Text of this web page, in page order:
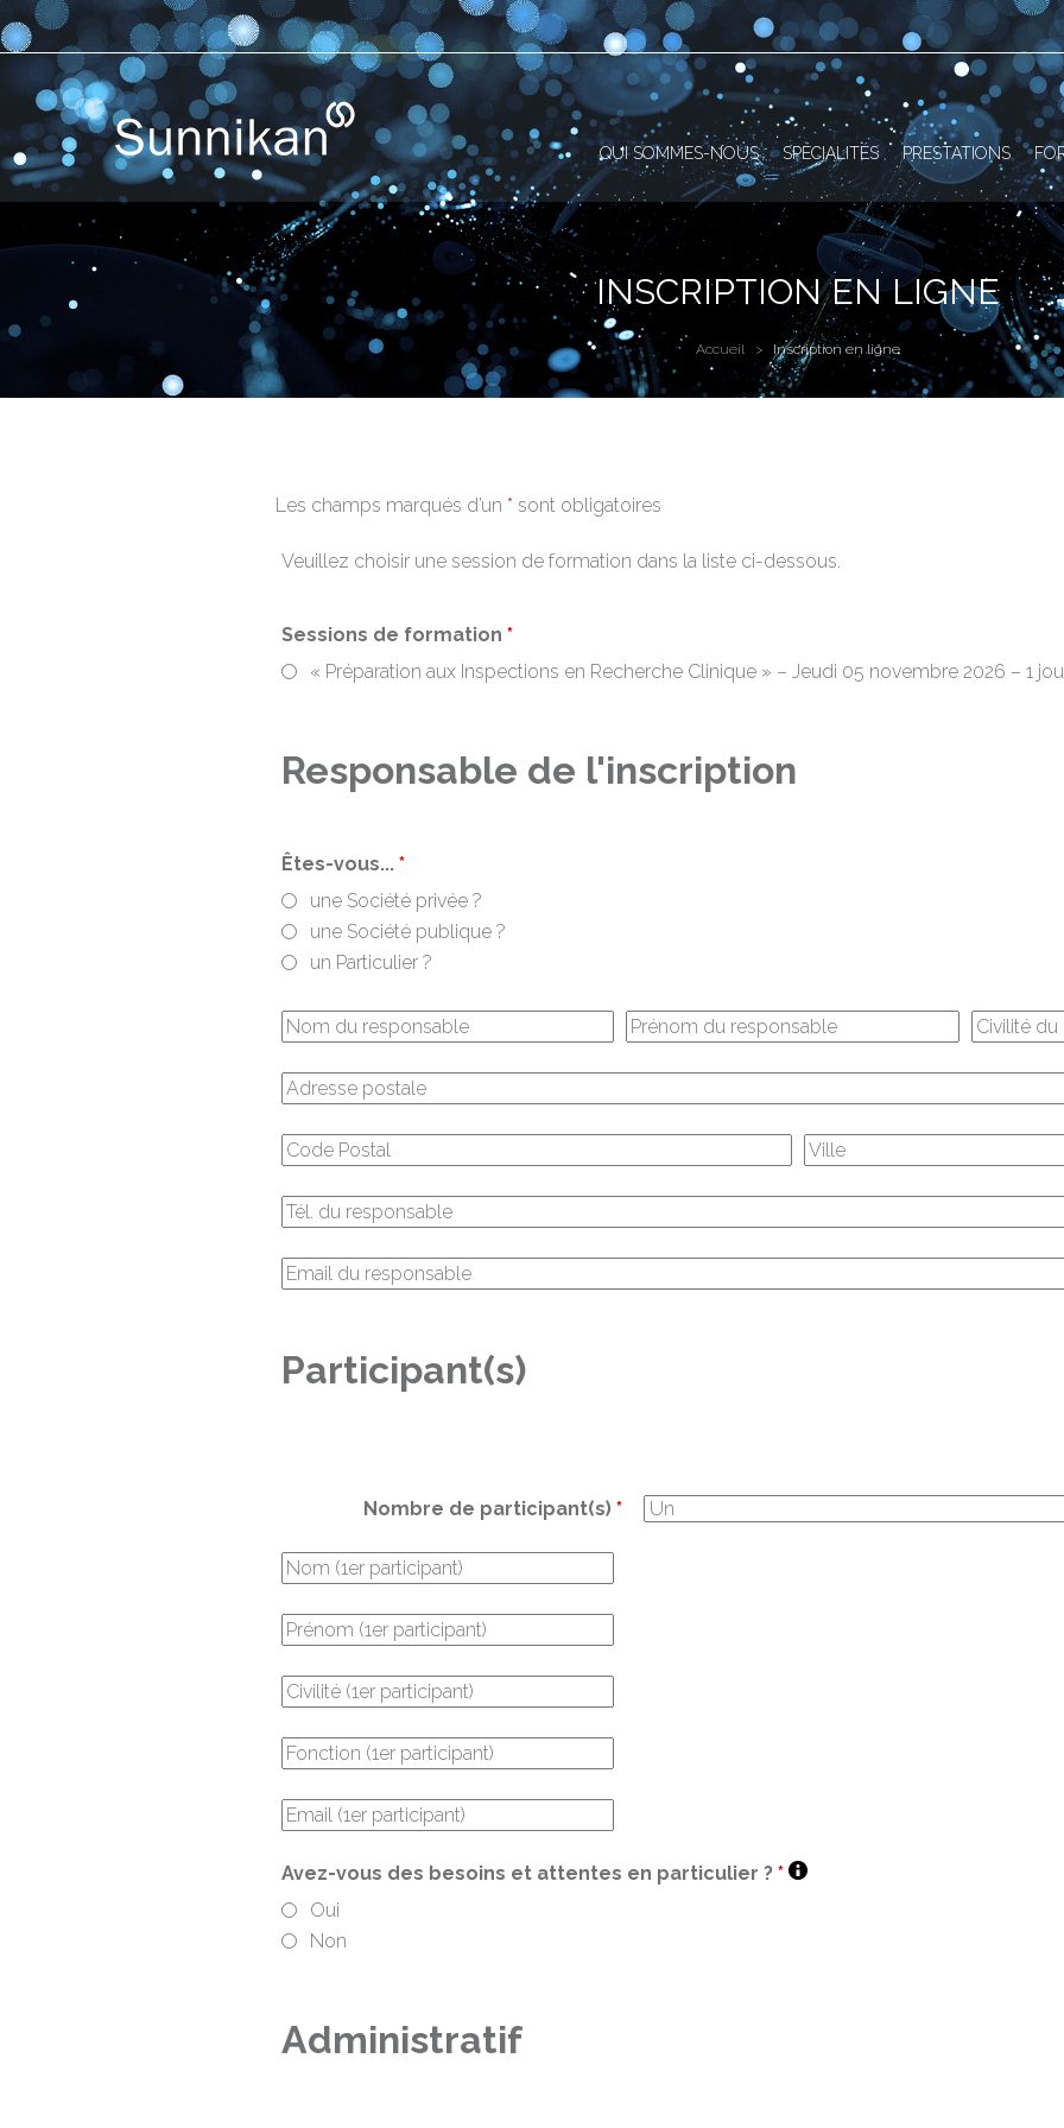
QUI SOMMES-NOUS SPÉCIALITÉS PRESTATIONS
INSCRIPTION EN LIGNE
Accueil Inscription en ligne
Les champs marqués d’un * sont obligatoires
Veuillez choisir une session de formation dans la liste ci-dessous.
Sessions de formation *
« Préparation aux Inspections en Recherche Clinique » – Jeudi 05 novembre 2026 – 1
Responsable de l'inscription
Êtes-vous... *
une Société privée ?
une Société publique ?
un Particulier ?
Participant(s)
Nombre de participant(s)*
Avez-vous des besoins et attentes en particulier ? *
Oui
Non
Administratif